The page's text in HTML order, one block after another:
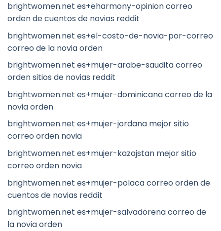
brightwomen.net es+eharmony-opinion correo
orden de cuentos de novias reddit
brightwomen.net es+el-costo-de-novia-por-correo
correo de la novia orden
brightwomen.net es+mujer-arabe-saudita correo
orden sitios de novias reddit
brightwomen.net es+mujer-dominicana correo de la
novia orden
brightwomen.net es+mujer-jordana mejor sitio
correo orden novia
brightwomen.net es+mujer-kazajstan mejor sitio
correo orden novia
brightwomen.net es+mujer-polaca correo orden de
cuentos de novias reddit
brightwomen.net es+mujer-salvadorena correo de
la novia orden